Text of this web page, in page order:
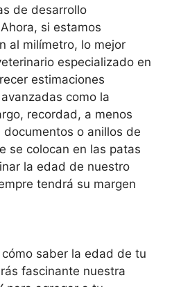
de desarrollo
si estamos
al milímetro, lo mejor
especializado en
estimaciones
como la
recordad, a menos
o anillos de
se colocan en las patas
la edad de nuestro
tendrá su margen
saber la edad de tu
fascinante nuestra